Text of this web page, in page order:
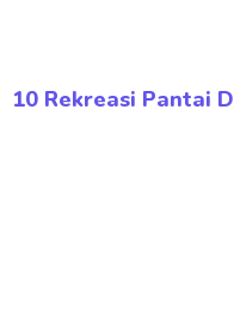
10 Rekreasi Pantai